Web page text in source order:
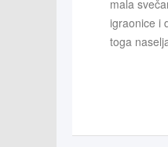
mala
igraonice i
toga